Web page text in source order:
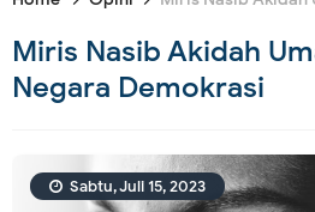
Miris Nasib Akidah
Negara Demokrasi
Sabtu, Juli 15, 2023